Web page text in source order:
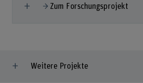
Mehr anzeigen
Zum Forschungsprojekt
Weitere Projekte